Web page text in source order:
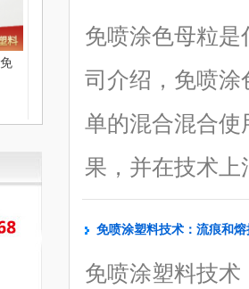
免喷涂色母粒
司介绍，免喷涂
单的混合混合使
果，并在技术上
免喷涂塑料技术：流痕和
免喷涂塑料技